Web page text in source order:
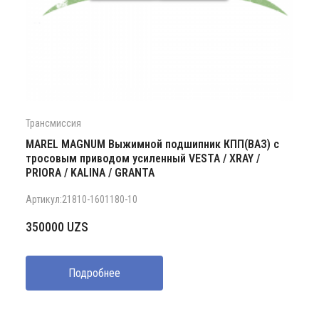
Трансмиссия
MAREL MAGNUM Выжимной подшипник КПП(ВАЗ) с
тросовым приводом усиленный VESTA / XRAY /
PRIORA / KALINA / GRANTA
Артикул:21810-1601180-10
350000 UZS
Подробнее